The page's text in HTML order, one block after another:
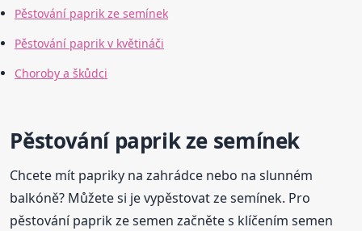
Pěstování paprik ze semínek
Pěstování paprik v květináči
Choroby a škůdci
Pěstování paprik ze semínek
Chcete mít papriky na zahrádce nebo na slunném
balkóně? Můžete si je vypěstovat ze semínek. Pro
pěstování paprik ze semen začněte s klíčením semen